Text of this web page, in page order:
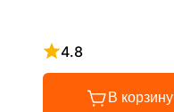
4.8
Рейтинг 4.8 из 5
В корзину